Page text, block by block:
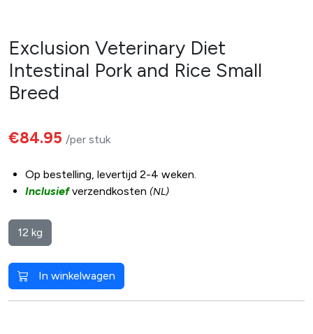
Exclusion Veterinary Diet
Intestinal Pork and Rice Small
Breed
€84.95 /per stuk
Op bestelling, levertijd 2-4 weken.
Inclusiefverzendkosten (NL)
12 kg
In winkelwagen